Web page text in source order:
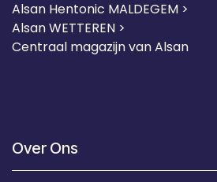
Alsan Hentonic MALDEGEM >
Alsan WETTEREN >
Centraal magazijn van Alsan
Over Ons